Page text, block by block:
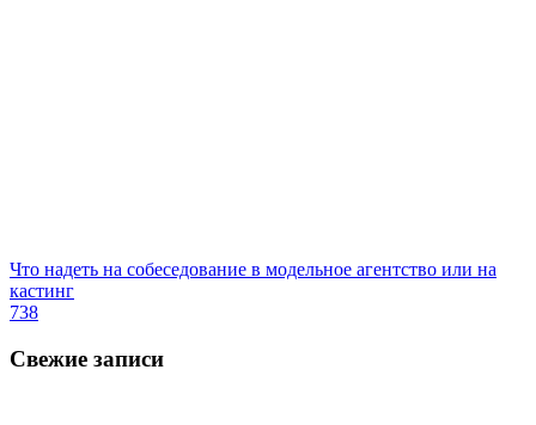
Что надеть на собеседование в модельное агентство или на
кастинг
738
Свежие записи